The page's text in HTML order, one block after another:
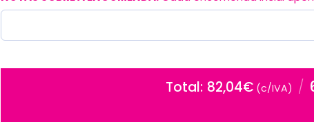
Total 82,04€ (c/IVA) /